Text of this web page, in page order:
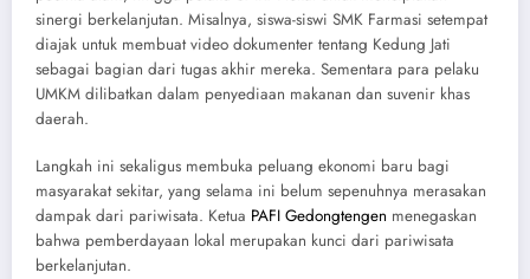
sinergi berkelanjutan. Misalnya, siswa-siswi SMK Farmasi setempat
diajak untuk membuat video dokumenter tentang Kedung Jati
sebagai bagian dari tugas akhir mereka. Sementara para pelaku
UMKM dilibatkan dalam penyediaan makanan dan suvenir khas
daerah.
Langkah ini sekaligus membuka peluang ekonomi baru bagi
masyarakat sekitar, yang selama ini belum sepenuhnya merasakan
dampak dari pariwisata. Ketua PAFI Gedongtengen menegaskan
bahwa pemberdayaan lokal merupakan kunci dari pariwisata
berkelanjutan.